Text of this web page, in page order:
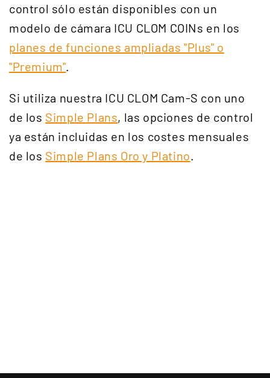
control sólo están disponibles con un
modelo de cámara ICU CLOM COINs en los
planes de funciones ampliadas "Plus" o
"Premium".
Si utiliza nuestra ICU CLOM Cam-S con uno
de los Simple Plans, las opciones de control
ya están incluidas en los costes mensuales
de los Simple Plans Oro y Platino.